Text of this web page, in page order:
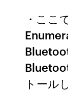
・こ
トール